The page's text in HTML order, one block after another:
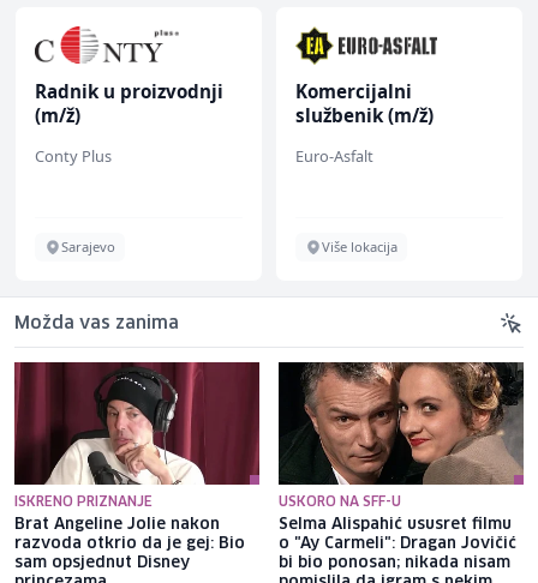
Radnik u proizvodnji
(m/ž)
Conty Plus
Sarajevo
Komercijalni
službenik (m/ž)
Euro-Asfalt
Više lokacija
Možda vas zanima
ISKRENO PRIZNANJE
Brat Angeline Jolie nakon
razvoda otkrio da je gej: Bio
sam opsjednut Disney
USKORO NA SFF-U
Selma Alispahić ususret filmu
o "Ay Carmeli": Dragan Jovičić
bi bio ponosan; nikada nisam